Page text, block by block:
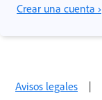
Crear una cuenta ›
Avisos legales |